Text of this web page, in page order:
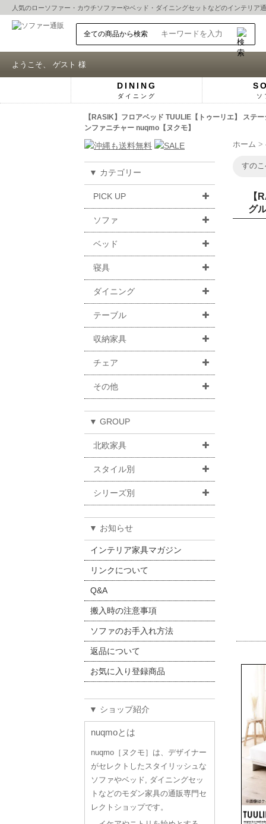
人気のローソファー ・ カウチソファーやベッド ・ ダイニングセット などのインテリア
ようこそ、 ゲスト 様
DINING
ダイニング ソ
【RASIK】フロアベッド TUULIE【トゥーリエ】 ステ
ンファニチャー nuqmo【ヌクモ】
▼ カテゴリー
PICK UP
ソファ
ベッド
寝具
ダイニング
テーブル
収納家具
チェア
その他
▼ GROUP
北欧家具
スタイル別
シリーズ別
▼ お知らせ
インテリア家具マガジン
リンクについて
Q&A
搬入時の注意事項
ソファのお手入れ方法
返品について
お気に入り登録商品
▼ ショップ紹介
nuqmoとは
nuqmo［ヌクモ］は、デザイナー
がセレクトしたスタイリッシュな
ソファやベッド, ダイニングセッ
トなどのモダン家具の通販専門セ
レクトショップです。
ホーム
すの
【
グ